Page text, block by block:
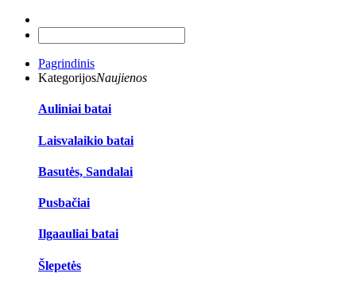
Pagrindinis
KategorijosNaujienos
Auliniai batai
Laisvalaikio batai
Basutės, Sandalai
Pusbačiai
Ilgaauliai batai
Šlepetės